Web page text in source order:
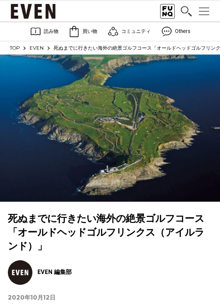
読み物 買い物 コミュニティ Others
TOP EVEN 死ぬまでに行きたい海外の絶景ゴルフコース「オールドヘッドゴルフリン
死ぬまでに行きたい海外の絶景ゴルフコース
「オールドヘッドゴルフリンクス（アイルラ
ンド）」
EVEN 編集部
2020年10月12日